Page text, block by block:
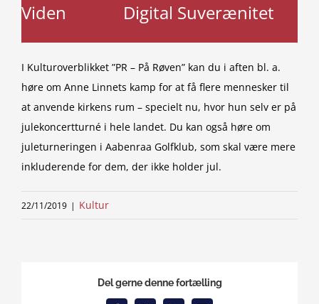
Viden
Digital Suverænitet
I Kulturoverblikket ”PR – På Røven” kan du i aften bl. a.
høre om Anne Linnets kamp for at få flere mennesker til
at anvende kirkens rum – specielt nu, hvor hun selv er på
julekoncertturné i hele landet. Du kan også høre om
juleturneringen i Aabenraa Golfklub, som skal være mere
inkluderende for dem, der ikke holder jul.
22/11/2019 | Kultur
Del gerne denne fortælling